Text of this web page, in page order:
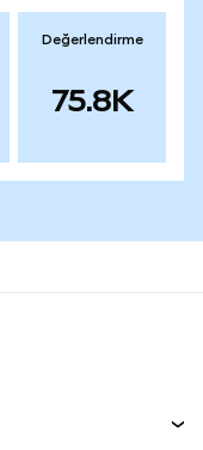
Değerlendirme
75.8K